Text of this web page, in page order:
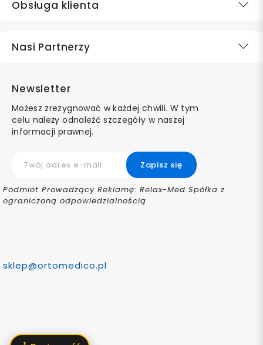
Obsługa klienta
Nasi Partnerzy
Newsletter
Możesz zrezygnować w każdej chwili. W tym
celu należy odnaleźć szczegóły w naszej
informacji prawnej.
Podmiot Prowadzący Reklamę: Relax-Med Spółka z
ograniczoną odpowiedzialnością
sklep@ortomedico.pl